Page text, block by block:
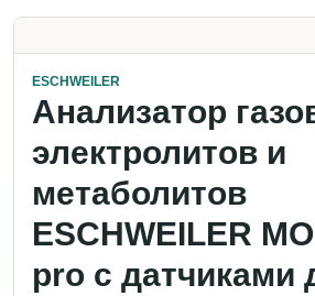
ESCHWEILER
Анализатор
электролитов и
метаболитов
ESCHWEILER
pro с датчиками